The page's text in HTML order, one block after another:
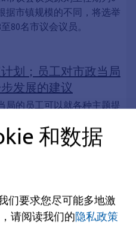
据市镇规模的不同，将选举
80名市议会议员。
划；员工对市政当局
发展的建议
局的员工可以就各种主题提
威数据, 政府 2.0, 开放数据, 开
局可以通过互联网提供开放
数据。
和数据
们要求您尽可能多地激
请阅读我们的隐私政策